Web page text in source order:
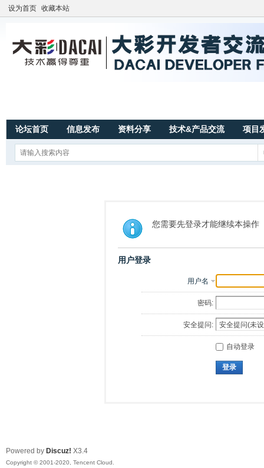
设为首页 收藏本站
论坛首页 信息发布 资料分享 技术&产品交流 项目
您需要先登录才能继续本操作
用户登录
用户名
密码:
安全提问:
自动登录
登录
Powered by Discuz! X3.4
Copyright © 2001-2020, Tencent Cloud.